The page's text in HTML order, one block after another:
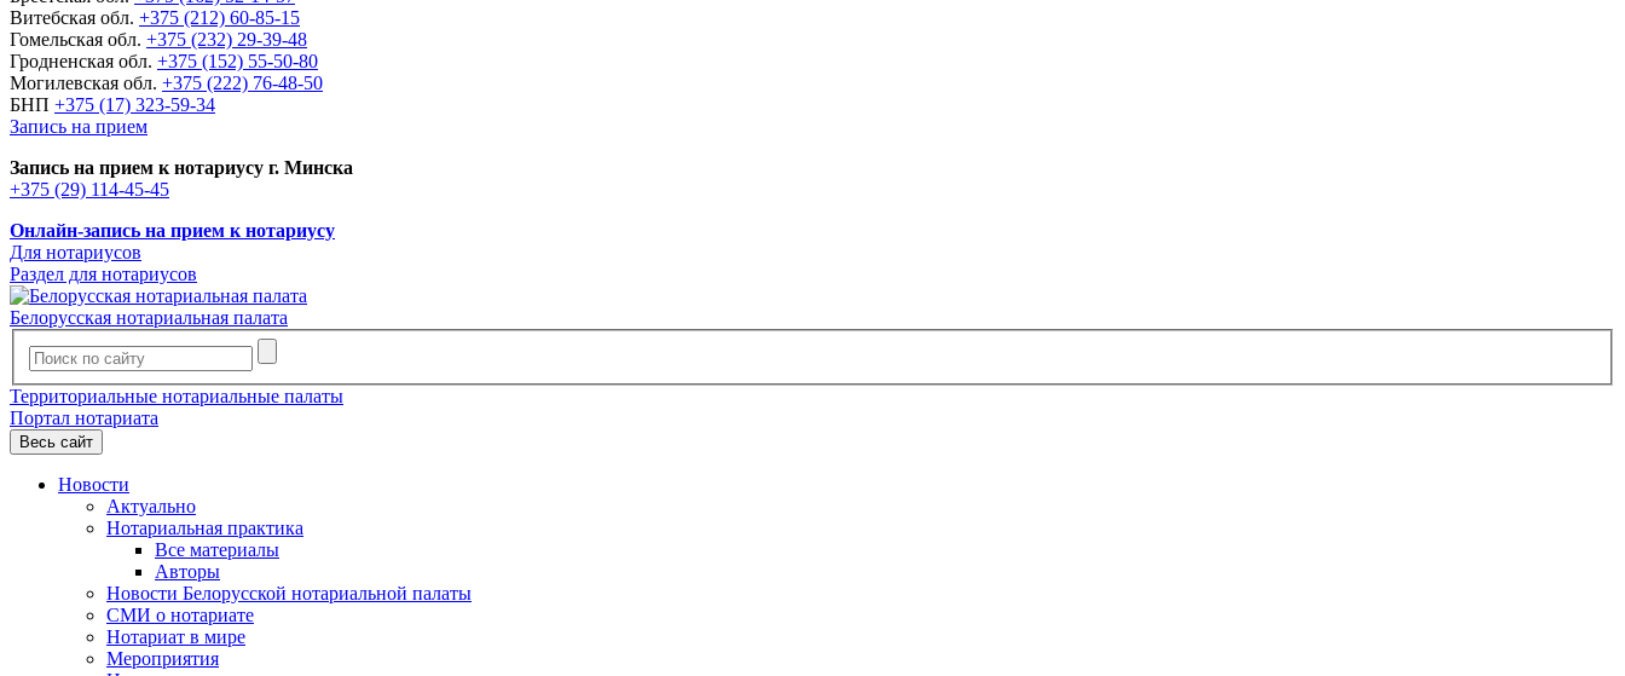
Витебская обл. +375 (212) 60-85-15
Гомельская обл. +375 (232) 29-39-48
Гродненская обл. +375 (152) 55-50-80
Могилевская обл. +375 (222) 76-48-50
БНП +375 (17) 323-59-34
Запись на прием
Запись на прием к нотариусу г. Минска
+375 (29) 114-45-45
Онлайн-запись на прием к нотариусу
Для нотариусов
Раздел для нотариусов
Белорусская нотариальная палата
Территориальные нотариальные палаты
Портал нотариата
Весь сайт
Новости
Актуально
Нотариальная практика
Все материалы
Авторы
Новости Белорусской нотариальной палаты
СМИ о нотариате
Нотариат в мире
Мероприятия